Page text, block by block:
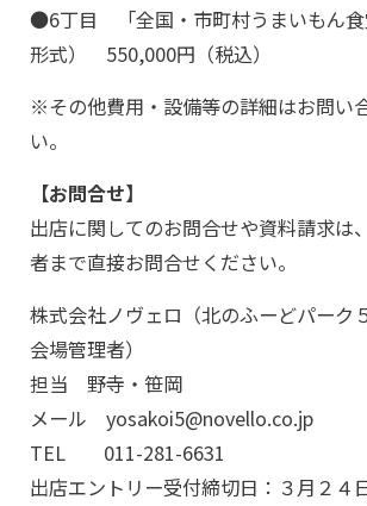
●6丁目 「全国・市町村うまいもん食
形式） 550,000円（税込）
※その他費用・設備等の詳細はお問い
い。
【お問合せ】
出店に関してのお問合せや資料請求は
者まで直接お問合せください。
株式会社ノヴェロ（北のふーどパーク
会場管理者）
担当 野寺・笹岡
メール yosakoi5@novello.co.jp
TEL 011-281-6631
出店エントリー受付締切日：３月２４